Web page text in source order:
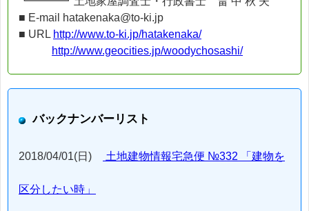
■ E-mail hatakenaka@to-ki.jp
■ URL http://www.to-ki.jp/hatakenaka/
http://www.geocities.jp/woodychosashi/
バックナンバーリスト
2018/04/01(日) 土地建物情報宅急便 №332 「建物を
区分したい時」